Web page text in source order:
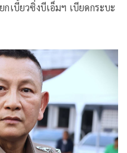
บี้ยวซิ่้งบีเอ็มฯ เบียดกระบะ